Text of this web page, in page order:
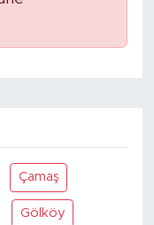
Çamaş
Gölköy